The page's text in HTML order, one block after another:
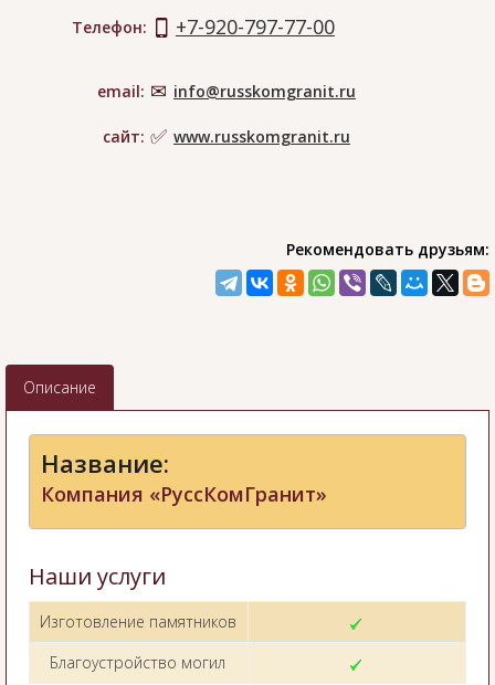
Телефон: +7-920-797-77-00
email: info@russkomgranit.ru
сайт: www.russkomgranit.ru
Рекомендовать друзьям:
Описание
Название:
Компания «РуссКомГранит»
Наши услуги
Изготовление памятников
Благоустройство могил